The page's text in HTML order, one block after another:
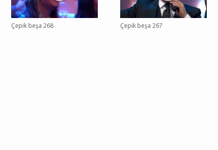
Çepik beşa 268 Çepik beşa 267